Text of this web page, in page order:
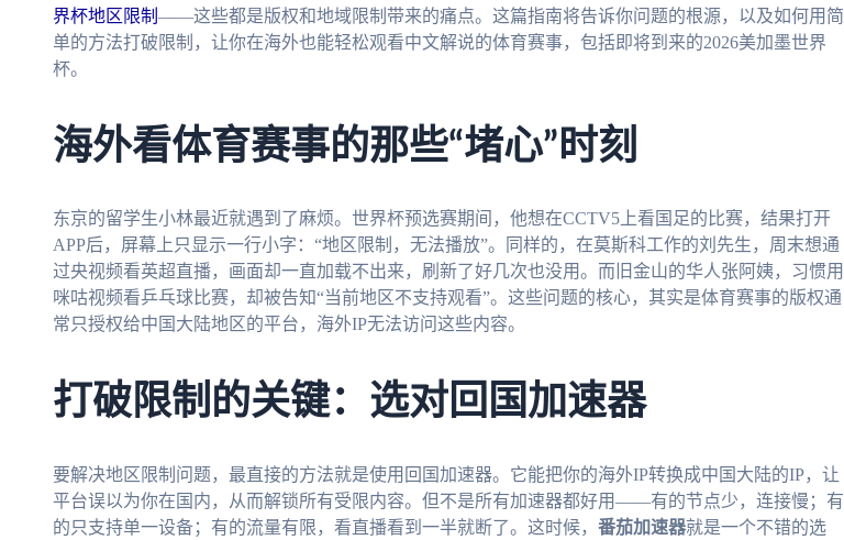
界杯地区限制 ——这些都是版权和地域限制带来的痛点。这篇指南将告诉你问题的根源，以及如何用简
单的方法打破限制，让你在海外也能轻松观看中文解说的体育赛事，包括即将到来的2026美加墨世界
杯。
海外看体育赛事的那些“堵心”时刻
东京的留学生小林最近就遇到了麻烦。世界杯预选赛期间，他想在CCTV5上看国足的比赛，结果打开
APP后，屏幕上只显示一行小字：“地区限制，无法播放”。同样的，在莫斯科工作的刘先生，周末想通
过央视频看英超直播，画面却一直加载不出来，刷新了好几次也没用。而旧金山的华人张阿姨，习惯用
咪咕视频看乒乓球比赛，却被告知“当前地区不支持观看”。这些问题的核心，其实是体育赛事的版权通
常只授权给中国大陆地区的平台，海外IP无法访问这些内容。
打破限制的关键：选对回国加速器
要解决地区限制问题，最直接的方法就是使用回国加速器。它能把你的海外IP转换成中国大陆的IP，让
平台误以为你在国内，从而解锁所有受限内容。但不是所有加速器都好用——有的节点少，连接慢；有
的只支持单一设备；有的流量有限，看直播看到一半就断了。这时候， 番茄加速器就是一个不错的选